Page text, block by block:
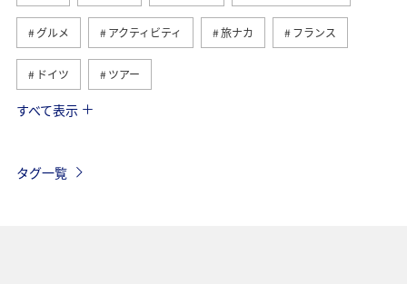
グルメ アクティビティ 旅ナカ フランス
ドイツ ツアー
オーストリア
すべて表示
タグ一覧